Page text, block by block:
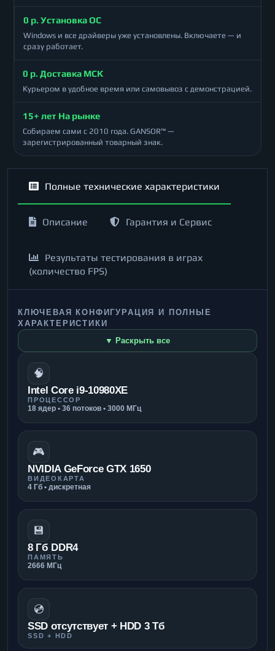
0 р. Установка ОС
Windows и все драйверы уже установлены. Включаете — и
сразу работает.
0 р. Доставка МСК
Курьером в удобное время или самовывоз с демонстрацией.
15+ лет На рынке
Собираем сами с 2010 года. GANSOR™ —
зарегистрированный товарный знак.
Полные технические характеристики
Описание Гарантия и Сервис
Результаты тестирования в играх
(количество FPS)
КЛЮЧЕВАЯ КОНФИГУРАЦИЯ И ПОЛНЫЕ
ХАРАКТЕРИСТИКИ
▼ Раскрыть все
🧠
Intel Core i9-10980XE
ПРОЦЕССОР
18 ядер • 36 потоков • 3000 МГц
🎮
NVIDIA GeForce GTX 1650
ВИДЕОКАРТА
4 Гб • дискретная
💾
8 Гб DDR4
ПАМЯТЬ
2666 МГц
💿
SSD отсутствует + HDD 3 Тб
SSD + HDD